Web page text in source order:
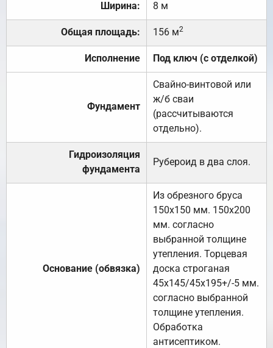
Ширина: 8 м
Общая площадь: 156 м2
Исполнение Под ключ (с отделкой)
Фундамент
Свайно-винтовой или
ж/б сваи
(рассчитываются
отдельно).
Гидроизоляция
фундамента
Рубероид в два слоя.
Основание (обвязка)
Из обрезного бруса
150х150 мм. 150х200
мм. согласно
выбранной толщине
утепления. Торцевая
доска строганая
45х145/45х195+/-5 мм.
согласно выбранной
толщине утепления.
Обработка
антисептиком.